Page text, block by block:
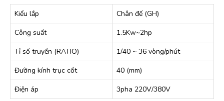
Kiểu lắp
Chân đế (GH)
Công suất
1.5Kw~2hp
Tỉ số truyền (RATIO)
1/40 ~ 36 vòng/phút
Đường kính trục cốt
40 (mm)
Điện áp
3pha 220V/380V